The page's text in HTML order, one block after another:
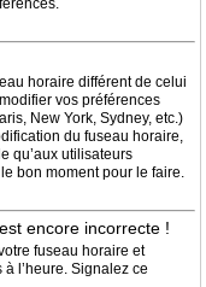
horaire différent de celui
vos préférences
New York, Sydney, etc.)
du fuseau horaire,
qu’aux utilisateurs
bon moment pour le faire.
encore incorrecte !
fuseau horaire et
à l’heure. Signalez ce